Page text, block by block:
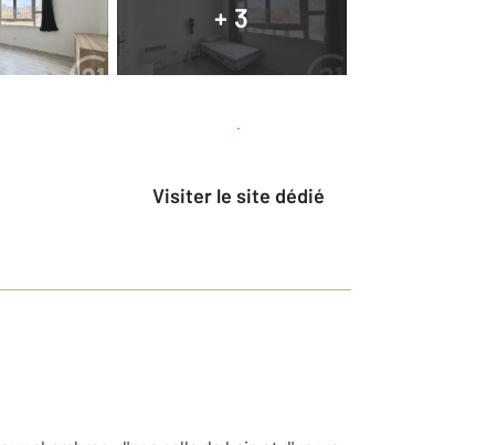
+ 3
Visiter le site dédié